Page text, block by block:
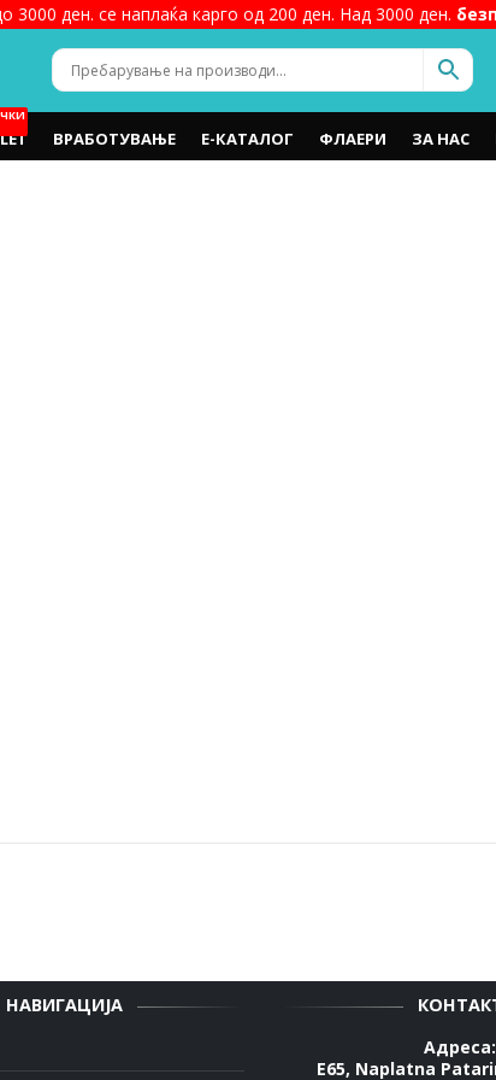
3000 ден. се наплаќа карго од 200 ден. Над 3000 ден.
ВРАБОТУВАЊЕ Е-КАТАЛОГ ФЛАЕРИ ЗА НАС
НАВИГАЦИЈА
Адреса:
E65, Naplatna